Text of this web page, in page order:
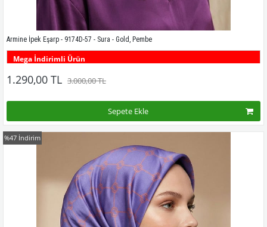
Armine İpek Eşarp - 9174D-57 - Sura - Gold, Pembe
Mega İndirimli Ürün
Kampanyadaki tüm modelleri görmek için buraya tıkla
1.290,00 TL 3.000,00 TL
Sepete Ekle
%47 İndirim